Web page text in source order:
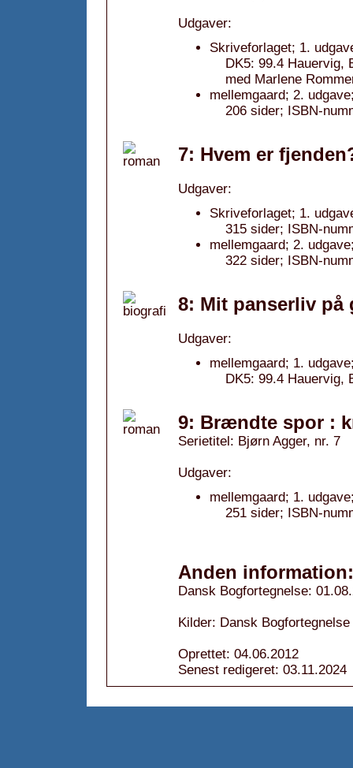
Udgaver:
Skriveforlaget; 1.
DK5: 99.4 Hauervig,
med Marlene
mellemgaard; 2.
206 sider; ISBN-
7: Hvem er
Udgaver:
Skriveforlaget; 1.
315 sider; ISBN-
mellemgaard; 2.
322 sider; ISBN-
8: Mit panserliv på
Udgaver:
mellemgaard; 1.
DK5: 99.4 Hauervig,
9: Brændte spor :
Serietitel: Bjørn Agger, nr. 7
Udgaver:
mellemgaard; 1.
251 sider; ISBN-
Anden information:
Dansk Bogfortegnelse:
Kilder: Dansk Bogfortegnelse
Oprettet: 04.06.2012
Senest redigeret: 03.11.2024